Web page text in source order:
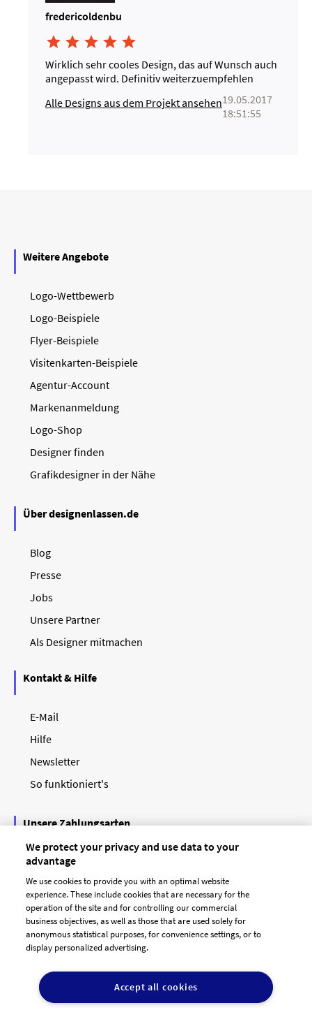
fredericoldenbu
    
Wirklich sehr cooles Design, das auf Wunsch auch
angepasst wird. Definitiv weiterzuempfehlen
Alle Designs aus dem Projekt ansehen19.05.2017
18:51:55
Weitere Angebote
Logo-Wettbewerb
Logo-Beispiele
Flyer-Beispiele
Visitenkarten-Beispiele
Agentur-Account
Markenanmeldung
Logo-Shop
Designer finden
Grafikdesigner in der Nähe
Über designenlassen.de
Blog
Presse
Jobs
Unsere Partner
Als Designer mitmachen
Kontakt & Hilfe
E-Mail
Hilfe
Newsletter
So funktioniert's
Unsere Zahlungsarten
AGB Dienstleister
Datenschutz
Impressum
We protect your privacy and use data to your
advantage
We use cookies to provide you with an optimal website
experience. These include cookies that are necessary for the
operation of the site and for controlling our commercial
business objectives, as well as those that are used solely for
anonymous statistical purposes, for convenience settings, or to
display personalized advertising.
Accept all cookies